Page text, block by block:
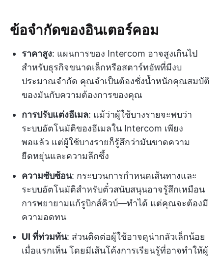
ข้อจำกัดของอินเตอร์คอม
ราคาสูง: แผนการของ Intercom อาจสูงเกินไป
สำหรับธุรกิจขนาดเล็กหรือสตาร์ทอัพที่มีงบ
ประมาณจำกัด คุณจำเป็นต้องชั่งน้ำหนักคุณสมบัติ
ของมันกับความต้องการของคุณ
การปรับแต่งอีเมล: แม้ว่าผู้ใช้บางรายจะพบว่า
ระบบอัตโนมัติของอีเมลใน Intercom เพียง
พอแล้ว แต่ผู้ใช้บางรายก็รู้สึกว่ามันขาดความ
ยืดหยุ่นและความลึกซึ้ง
ความซับซ้อน: กระบวนการกำหนดเส้นทางและ
ระบบอัตโนมัติสำหรับตั๋วสนับสนุนอาจรู้สึกเหมือน
การพยายามแก้รูบิกส์คิวบ์—ทำได้ แต่คุณจะต้องมี
ความอดทน
UI ที่ท่วมท้น: ส่วนติดต่อผู้ใช้อาจดูน่ากลัวเล็กน้อย
เมื่อแรกเห็น โดยมีเส้นโค้งการเรียนรู้ที่อาจทำให้ผู้